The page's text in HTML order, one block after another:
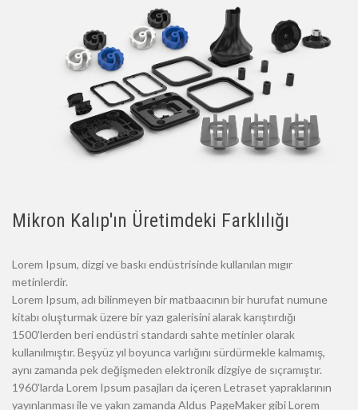
Mikron Kalıp'ın Üretimdeki Farklılığı
Lorem Ipsum, dizgi ve baskı endüstrisinde kullanılan mıgır
metinlerdir.
Lorem Ipsum, adı bilinmeyen bir matbaacının bir hurufat numune
kitabı oluşturmak üzere bir yazı galerisini alarak karıştırdığı
1500'lerden beri endüstri standardı sahte metinler olarak
kullanılmıştır. Beşyüz yıl boyunca varlığını sürdürmekle kalmamış,
aynı zamanda pek değişmeden elektronik dizgiye de sıçramıştır.
1960'larda Lorem Ipsum pasajları da içeren Letraset yapraklarının
yayınlanması ile ve yakın zamanda Aldus PageMaker gibi Lorem